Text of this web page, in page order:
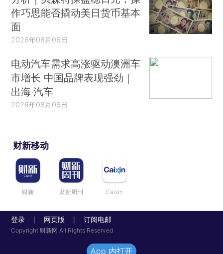
作巧思能否撬动美日货币基本
面
2026年08月06日
电动汽车需求高涨驱动澳洲车
市增长 中国品牌表现强劲｜
出海·汽车
2026年08月06日
财新移动
财新 财新周刊 Caixin
登录 网页版 订阅电邮
Copyright 财新网 All Rights Reserved
App 内打开